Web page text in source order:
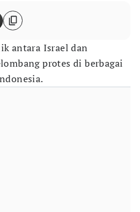
antara Israel dan
protes di berbagai